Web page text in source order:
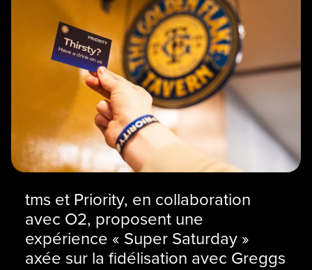
tms et Priority, en collaboration
avec O2, proposent une
expérience « Super Saturday »
axée sur la fidélisation avec Greggs